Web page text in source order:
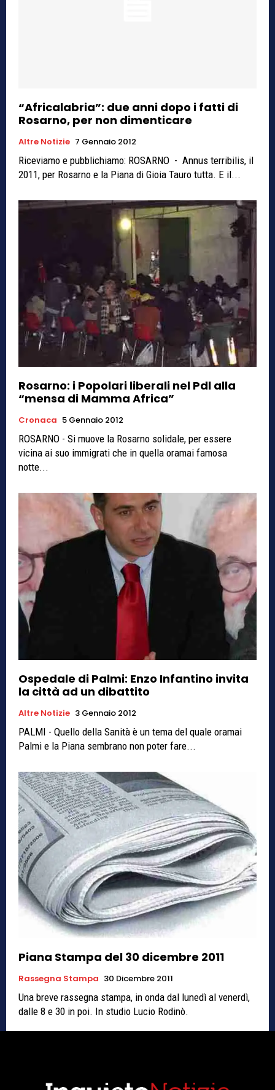
“Africalabria”: due anni dopo i fatti di
Rosarno, per non dimenticare
Altre Notizie 7 Gennaio 2012
Riceviamo e pubblichiamo: ROSARNO - Annus terribilis, il
2011, per Rosarno e la Piana di Gioia Tauro tutta. E il...
Rosarno: i Popolari liberali nel Pdl alla
“mensa di Mamma Africa”
Cronaca 5 Gennaio 2012
ROSARNO - Si muove la Rosarno solidale, per essere
vicina ai suo immigrati che in quella oramai famosa
notte...
Ospedale di Palmi: Enzo Infantino invita
la città ad un dibattito
Altre Notizie 3 Gennaio 2012
PALMI - Quello della Sanità è un tema del quale oramai
Palmi e la Piana sembrano non poter fare...
Piana Stampa del 30 dicembre 2011
Rassegna Stampa 30 Dicembre 2011
Una breve rassegna stampa, in onda dal lunedì al venerdì,
dalle 8 e 30 in poi. In studio Lucio Rodinò.